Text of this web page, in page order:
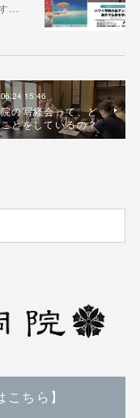
…
15:46
の写経会って、ど
とをしているの？
こちら】